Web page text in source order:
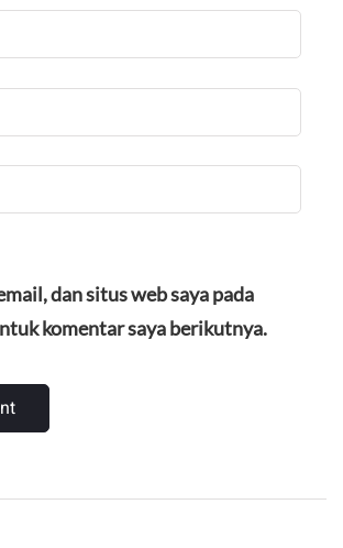
dan situs web saya pada
komentar saya berikutnya.